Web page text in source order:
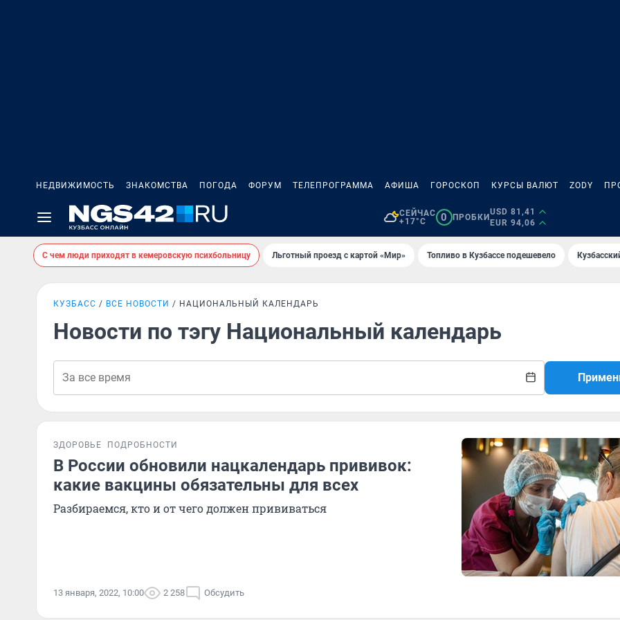
НЕДВИЖИМОСТЬ ЗНАКОМСТВА ПОГОДА ФОРУМ ТЕЛЕПРОГРАММА АФИША ГОРОСКОП КУРСЫ ВАЛЮТ ZODY
СЕЙЧАС
+17°C
0 ПРОБКИ
USD 81,41
EUR 94,06
С чем люди приходят в кемеровскую психбольницу Льготный проезд с картой «Мир» Топливо в Кузбассе подешевело
КУЗБАСС ВСЕ НОВОСТИ НАЦИОНАЛЬНЫЙ КАЛЕНДАРЬ
Новости по тэгу Национальный календарь
ЗДОРОВЬЕ ПОДРОБНОСТИ
В России обновили нацкалендарь прививок:
какие вакцины обязательны для всех
Разбираемся, кто и от чего должен прививаться
13 января, 2022, 10:00 2 258 Обсудить